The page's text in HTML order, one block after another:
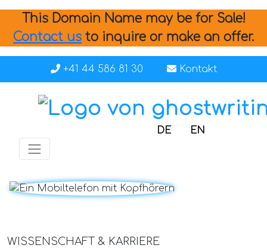
This Domain Name may be for Sale!
Contact us to inquire or make an offer.
+41 44 586 81 30 Kontakt
DE EN
WISSENSCHAFT & KARRIERE